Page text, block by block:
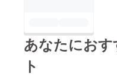
あなたにお
ト